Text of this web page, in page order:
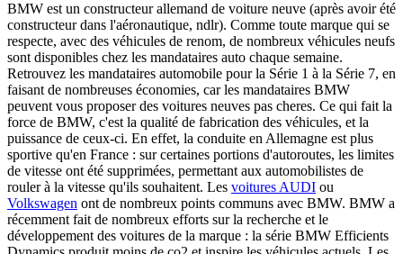
BMW est un constructeur allemand de voiture neuve (après avoir été
constructeur dans l'aéronautique, ndlr). Comme toute marque qui se
respecte, avec des véhicules de renom, de nombreux véhicules neufs
sont disponibles chez les mandataires auto chaque semaine.
Retrouvez les mandataires automobile pour la Série 1 à la Série 7, en
faisant de nombreuses économies, car les mandataires BMW
peuvent vous proposer des voitures neuves pas cheres. Ce qui fait la
force de BMW, c'est la qualité de fabrication des véhicules, et la
puissance de ceux-ci. En effet, la conduite en Allemagne est plus
sportive qu'en France : sur certaines portions d'autoroutes, les limites
de vitesse ont été supprimées, permettant aux automobilistes de
rouler à la vitesse qu'ils souhaitent. Les voitures AUDI ou
Volkswagen ont de nombreux points communs avec BMW. BMW a
récemment fait de nombreux efforts sur la recherche et le
développement des voitures de la marque : la série BMW Efficients